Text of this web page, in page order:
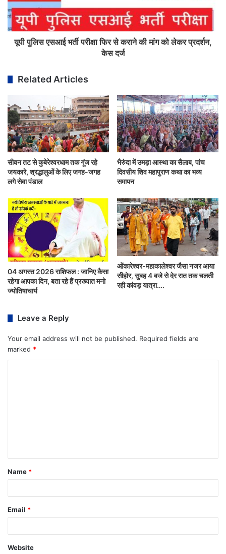
यूपी पुलिस एसआई भर्ती परीक्षा फिर से कराने की मांग को लेकर प्रदर्शन,
केस दर्ज
Related Articles
सीवन तट से कुबेरेश्वरधाम तक गूंज रहे
जयकारे, श्रद्धालुओं के लिए जगह-जगह
लगे सेवा पंडाल
भैरुंदा में उमड़ा आस्था का सैलाब, पांच
दिवसीय शिव महापुराण कथा का भव्य
समापन
04 अगस्त 2026 राशिफल : जानिए कैसा
रहेगा आपका दिन, बता रहे हैं प्रख्यात मनो
ज्योतिषाचार्य
ओंकारेश्वर-महाकालेश्वर जैसा नजर आया
सीहोर, सुबह 4 बजे से देर रात तक चलती
रही कांवड़ यात्रा….
Leave a Reply
Your email address will not be published. Required fields are
marked *
Name *
Email *
Website